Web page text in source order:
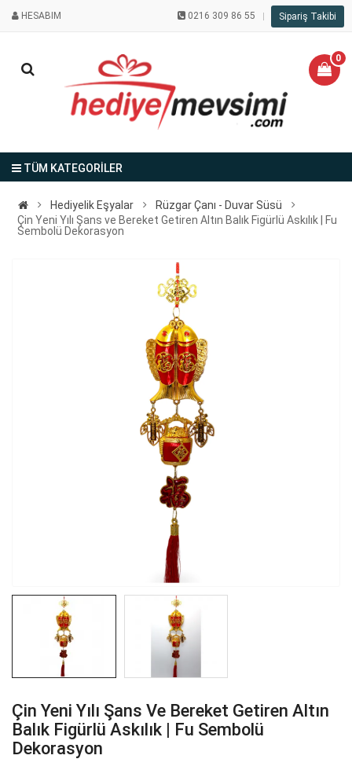
HESABIM 0216 309 86 55 Sipariş Takibi
0
TÜM KATEGORİLER
Hediyelik Eşyalar
Rüzgar Çanı - Duvar Süsü
Çin Yeni Yılı Şans ve Bereket Getiren Altın Balık Figürlü Askılık | Fu
Sembolü Dekorasyon
Çin Yeni Yılı Şans Ve Bereket Getiren Altın
Balık Figürlü Askılık | Fu Sembolü
Dekorasyon